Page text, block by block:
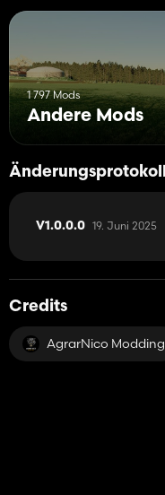
1 797 Mods
Andere Mods
Änderungsprotokoll
V1.0.0.0 19. Juni 2025
Credits
AgrarNico Modding